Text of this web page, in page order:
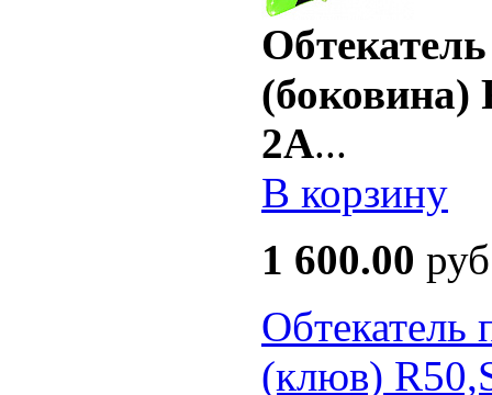
(боковина)
2A...
В корзину
1 600.00
Обтекатель
(клюв)